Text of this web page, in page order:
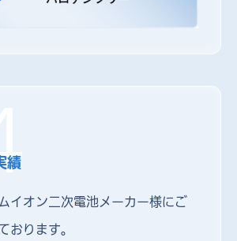
績
イオン二次電池メーカー様にご
おります。